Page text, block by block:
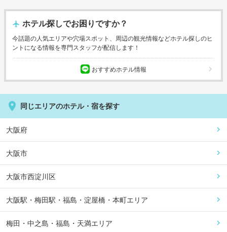
ホテル探しでお困りですか？
今話題の人気エリアや穴場スポット、周辺の観光情報などホテル探しのヒ
ントになる情報を専門スタッフが配信します！
おすすめホテル情報
同じエリアのホテル・宿を探す
大阪府
大阪市
大阪市西淀川区
大阪駅・梅田駅・福島・淀屋橋・本町エリア
梅田・中之島・福島・天満エリア